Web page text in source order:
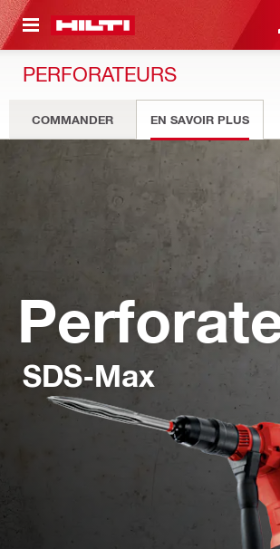
CONTENT
PERFORATEURS
COMMANDER EN SAVOIR PLUS
SDS-Max